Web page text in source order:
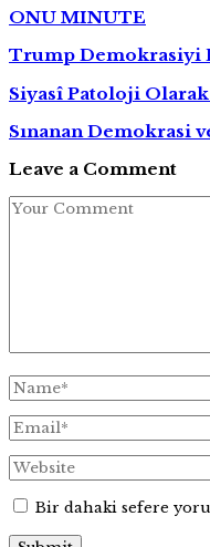
ONU MINUTE
Trump Demokrasiyi
Siyasî Patoloji
Sınanan Demokrasi
Leave a Comment
Bir dahaki sefere